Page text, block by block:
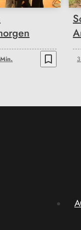
bookmark_border